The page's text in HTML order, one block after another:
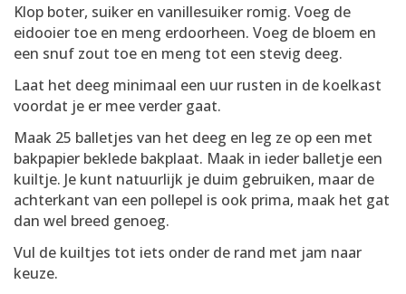
Klop boter, suiker en vanillesuiker romig. Voeg de
eidooier toe en meng erdoorheen. Voeg de bloem en
een snuf zout toe en meng tot een stevig deeg.
Laat het deeg minimaal een uur rusten in de koelkast
voordat je er mee verder gaat.
Maak 25 balletjes van het deeg en leg ze op een met
bakpapier beklede bakplaat. Maak in ieder balletje een
kuiltje. Je kunt natuurlijk je duim gebruiken, maar de
achterkant van een pollepel is ook prima, maak het gat
dan wel breed genoeg.
Vul de kuiltjes tot iets onder de rand met jam naar
keuze.